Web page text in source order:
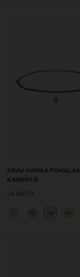
GRAV HAMSA FONALAS
KARKÖTŐ
24 890 Ft